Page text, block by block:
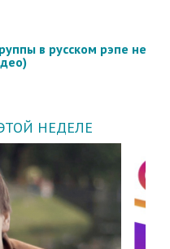
в русском рэпе не
НЕДЕЛЕ